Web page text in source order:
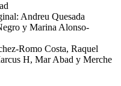
Andreu Quesada
y Marina Alonso-
Romo Costa, Raquel
H, Mar Abad y Merche